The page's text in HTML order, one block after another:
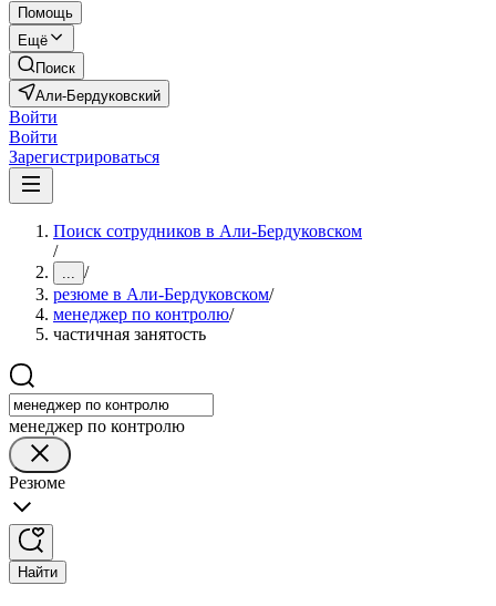
Помощь
Ещё
Поиск
Али-Бердуковский
Войти
Войти
Зарегистрироваться
Поиск сотрудников в Али-Бердуковском
/
... /
резюме в Али-Бердуковском/
менеджер по контролю/
частичная занятость
менеджер по контролю
Резюме
Найти